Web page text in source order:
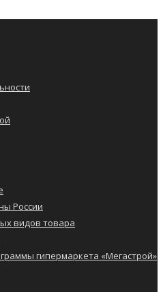
России
видов товара
гипермаркета «Мегастрой»